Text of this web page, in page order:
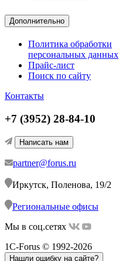
Дополнительно
Политика обработки
персональных данных
Прайс-лист
Поиск по сайту
Контакты
+7 (3952) 28-84-10
Написать нам
partner@forus.ru
Иркутск, Поленова, 19/2
Региональные офисы
Мы в соц.сетях
1C-Forus © 1992-2026
Нашли ошибку на сайте?